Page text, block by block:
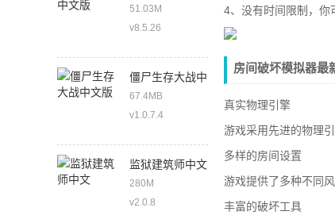
51.03M
v8.5.26
僵尸生存大战中
文版
67.4MB
v1.0.7.4
监狱建筑师中文
280M
v2.0.8
4、没有时间限制，你
房间破坏模拟器最
真实物理引擎
游戏采用先进的物理
多样的房间设置
游戏提供了多种不同
丰富的破坏工具